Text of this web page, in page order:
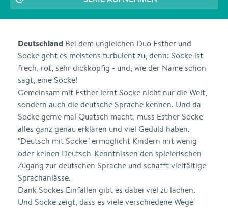
Deutschland Bei dem ungleichen Duo Esther und
Socke geht es meistens turbulent zu, denn: Socke ist
frech, rot, sehr dickköpfig - und, wie der Name schon
sagt, eine Socke!
Gemeinsam mit Esther lernt Socke nicht nur die Welt,
sondern auch die deutsche Sprache kennen. Und da
Socke gerne mal Quatsch macht, muss Esther Socke
alles ganz genau erklären und viel Geduld haben.
"Deutsch mit Socke" ermöglicht Kindern mit wenig
oder keinen Deutsch-Kenntnissen den spielerischen
Zugang zur deutschen Sprache und schafft vielfältige
Sprachanlässe.
Dank Sockes Einfällen gibt es dabei viel zu lachen.
Und Socke zeigt, dass es viele verschiedene Wege